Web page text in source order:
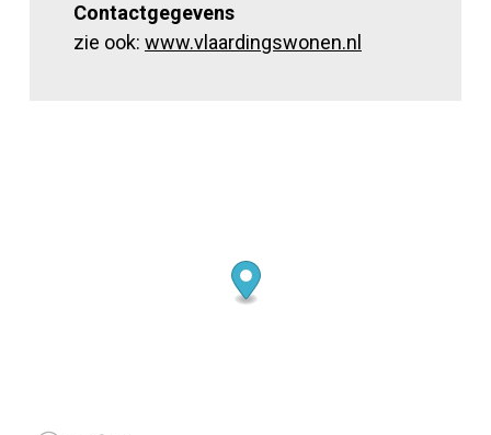
Contactgegevens
zie ook: www.vlaardingswonen.nl